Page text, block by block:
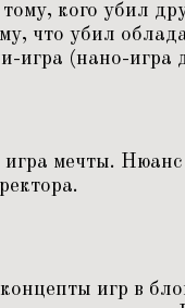
кого убил
что убил
игра (нано-игра
игра мечты.
игр в